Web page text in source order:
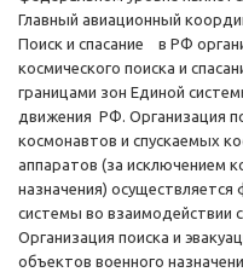
Главный авиационный
Поиск и спасание в РФ
космического поиска и
границами зон Единой
движения РФ. Организация
космонавтов и спускаемых
аппаратов (за исключением
назначения)
системы во взаимодействии
Организация поиска и
объектов военного